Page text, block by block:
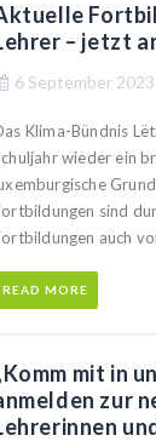
– jetzt
6 September 2023
Klima-Bündnis
wieder ein
sind
auch
READ MORE
mit in
zur